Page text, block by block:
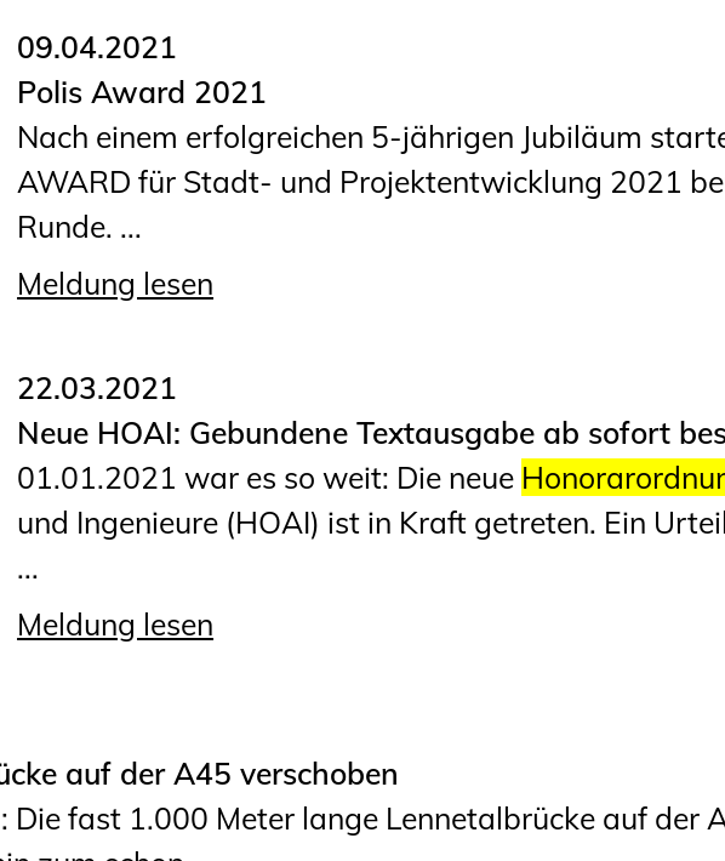
Büronachfolge
Zusatzqualifikationen
09.04.2021
Polis Award 2021
Nach einem erfolgreichen 5-jährigen Jubiläum
AWARD für Stadt- und Projektentwicklung 2021
Runde. ...
Meldung lesen
22.03.2021
Neue HOAI: Gebundene Textausgabe ab sofort
01.01.2021 war es so weit: Die neue
und Ingenieure (HOAI) ist in Kraft getreten. Ein
...
Meldung lesen
auf der A45 verschoben
Die fast 1.000 Meter lange Lennetalbrücke auf der